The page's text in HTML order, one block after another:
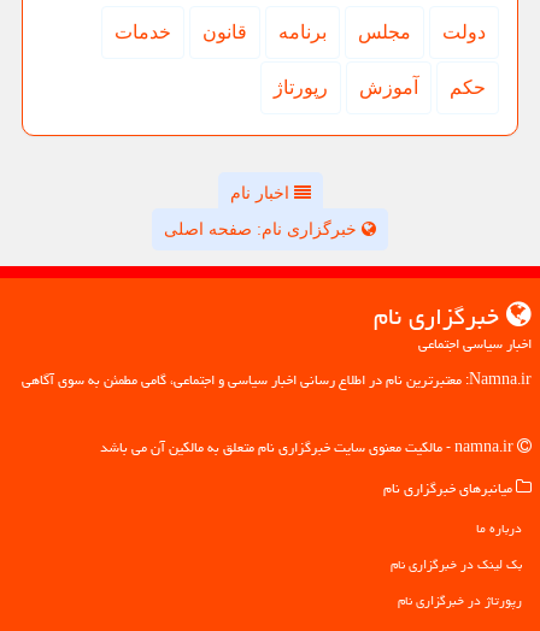
دولت مجلس برنامه قانون خدمات
حكم آموزش رپورتاژ
اخبار نام
خبرگزاری نام: صفحه اصلی
خبرگزاری نام
اخبار سیاسی اجتماعی
Namna.ir: معتبرترین نام در اطلاع رسانی اخبار سیاسی و اجتماعی، گامی مطمئن به سوی آگاهی
میانبرهای خبرگزاری نام
درباره ما
بک لینک در خبرگزاری نام
رپورتاژ در خبرگزاری نام